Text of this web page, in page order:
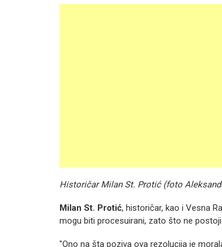
Historičar Milan St. Protić (foto
Milan St. Protić, historičar, kao i Vesna
mogu biti procesuirani, zato što ne
"Ono na šta poziva ova rezolucija je